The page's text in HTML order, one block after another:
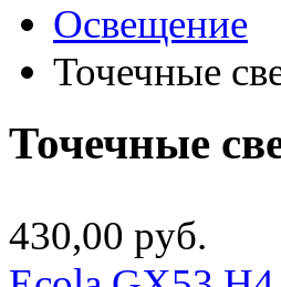
Освещение
Точечные
Точечные
430,00 руб.